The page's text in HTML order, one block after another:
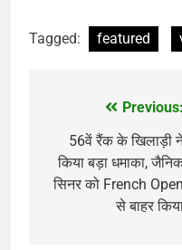
Tagged: featured
navigation
Previous:
56वें रैंक के खिलाड़ी
किया बड़ा धमाका,
सिनर को French Open
से बाहर